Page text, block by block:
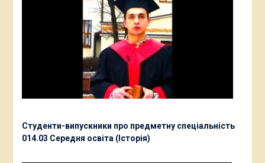
Студенти-випускники про предметну спеціальність
014.03 Середня освіта (Історія)